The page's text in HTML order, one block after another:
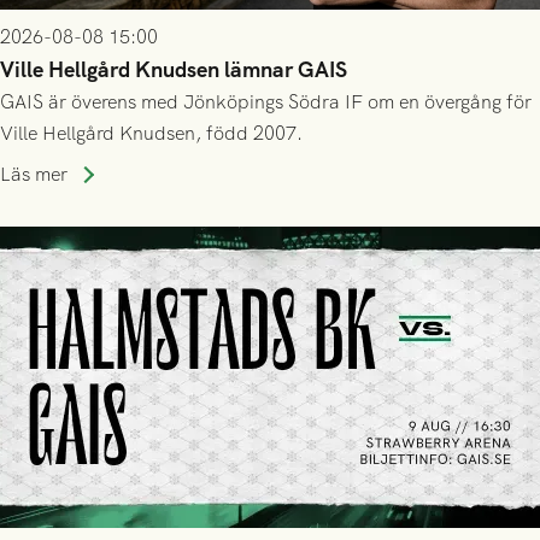
2026-08-08 15:00
Ville Hellgård Knudsen lämnar GAIS
GAIS är överens med Jönköpings Södra IF om en övergång för
Ville Hellgård Knudsen, född 2007.
Läs mer